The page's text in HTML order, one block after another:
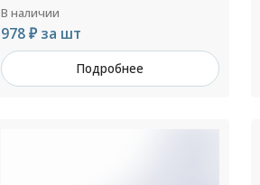
В наличии
978 ₽ за шт
Подробнее